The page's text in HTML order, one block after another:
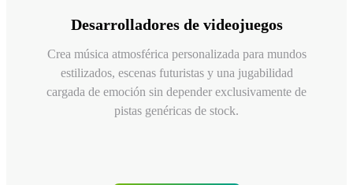
Desarrolladores de videojuegos
Crea música atmosférica personalizada para mundos
estilizados, escenas futuristas y una jugabilidad
cargada de emoción sin depender exclusivamente de
pistas genéricas de stock.